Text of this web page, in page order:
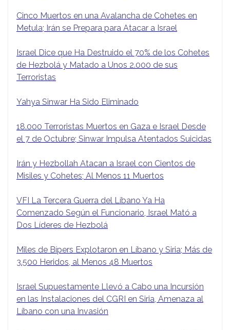
Cinco Muertos en una Avalancha de Cohetes en
Metula; Irán se Prepara para Atacar a Israel
Israel Dice que Ha Destruido el 70% de los Cohetes
de Hezbolá y Matado a Unos 2.000 de sus
Terroristas
Yahya Sinwar Ha Sido Eliminado
18.000 Terroristas Muertos en Gaza e Israel Desde
el 7 de Octubre; Sinwar Impulsa Atentados Suicidas
Irán y Hezbollah Atacan a Israel con Cientos de
Misiles y Cohetes; Al Menos 11 Muertos
VFI La Tercera Guerra del Líbano Ya Ha
Comenzado Según el Funcionario, Israel Mató a
Dos Líderes de Hezbolá
Miles de Bípers Explotaron en Líbano y Siria; Más de
3.500 Heridos, al Menos 48 Muertos
Israel Supuestamente Llevó a Cabo una Incursión
en las Instalaciones del CGRI en Siria, Amenaza al
Líbano con una Invasión